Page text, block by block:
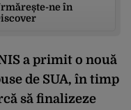
ne în
a primit o nouă
de SUA, în timp
să finalizeze